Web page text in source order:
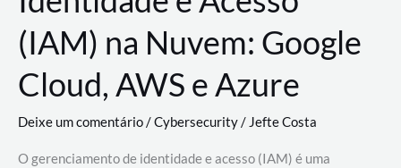
(IAM) na Nuvem: Google
Cloud, AWS e Azure
Deixe um comentário/Cybersecurity/ Jefte Costa
O gerenciamento de identidade e acesso (IAM) é uma